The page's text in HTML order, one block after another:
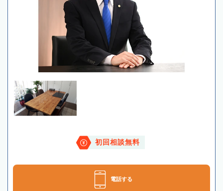
初回相談無料
電話する